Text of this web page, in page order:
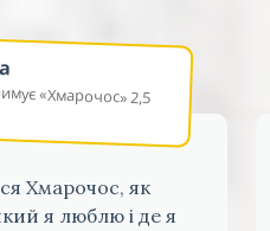
«Хмарочос» 2,5
Хмарочос, як
я люблю і де я